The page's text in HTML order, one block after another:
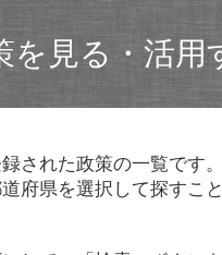
を見る・活用
された政策の一覧です。
府県を選択して探すこと